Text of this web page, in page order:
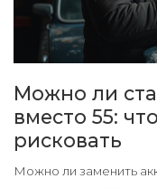
Можно ли
вместо 55:
рисковать
Можно ли заменить